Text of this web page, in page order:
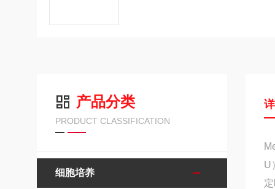
产品分类
PRODUCT CLASSIFICATION
细胞培养
U